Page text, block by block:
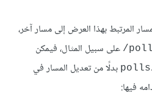
المرتبط بهذا العرض إلى مسار آخر،
على سبيل المثال، فيمكن
بدلًا من تعديل المسار في
فيها: